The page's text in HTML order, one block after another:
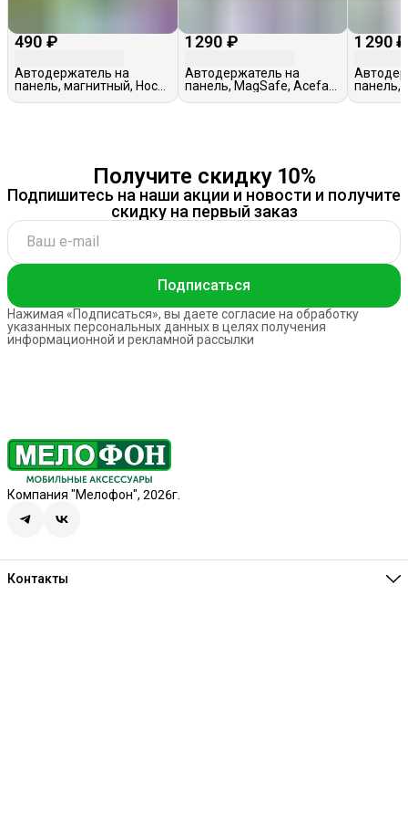
490 ₽
Автодержатель на
панель, магнитный, Hoco
1 290 ₽
Автодержатель на
панель, MagSafe, Acefast
1 290 ₽
панель,
Получите скидку 10%
Подпишитесь на наши акции и новости и получите
скидку на первый заказ
Подписаться
Нажимая «Подписаться», вы даете согласие на обработку
указанных персональных данных в целях получения
информационной и рекламной рассылки
Компания "Мелофон", 2026г.
Контакты